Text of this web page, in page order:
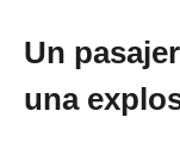
Un
una